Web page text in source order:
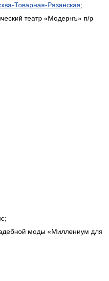
Товарная-Рязанская;
театр «Модернъ» п/р
моды «Миллениум для